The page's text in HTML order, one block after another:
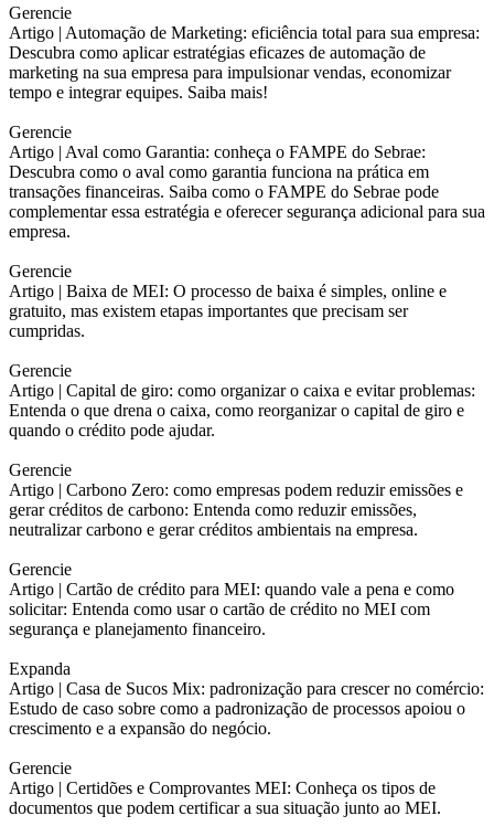
Gerencie
Artigo | Automação de Marketing: eficiência total para sua empresa:
Descubra como aplicar estratégias eficazes de automação de
marketing na sua empresa para impulsionar vendas, economizar
tempo e integrar equipes. Saiba mais!
Gerencie
Artigo | Aval como Garantia: conheça o FAMPE do Sebrae:
Descubra como o aval como garantia funciona na prática em
transações financeiras. Saiba como o FAMPE do Sebrae pode
complementar essa estratégia e oferecer segurança adicional para sua
empresa.
Gerencie
Artigo | Baixa de MEI: O processo de baixa é simples, online e
gratuito, mas existem etapas importantes que precisam ser
cumpridas.
Gerencie
Artigo | Capital de giro: como organizar o caixa e evitar problemas:
Entenda o que drena o caixa, como reorganizar o capital de giro e
quando o crédito pode ajudar.
Gerencie
Artigo | Carbono Zero: como empresas podem reduzir emissões e
gerar créditos de carbono: Entenda como reduzir emissões,
neutralizar carbono e gerar créditos ambientais na empresa.
Gerencie
Artigo | Cartão de crédito para MEI: quando vale a pena e como
solicitar: Entenda como usar o cartão de crédito no MEI com
segurança e planejamento financeiro.
Expanda
Artigo | Casa de Sucos Mix: padronização para crescer no comércio:
Estudo de caso sobre como a padronização de processos apoiou o
crescimento e a expansão do negócio.
Gerencie
Artigo | Certidões e Comprovantes MEI: Conheça os tipos de
documentos que podem certificar a sua situação junto ao MEI.